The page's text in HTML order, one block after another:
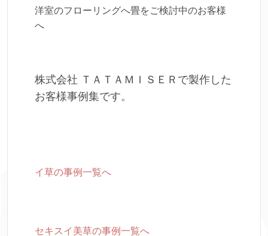
洋室のフローリングへ畳をご検討中のお客様
へ
株式会社 ＴＡＴＡＭＩＳＥＲで製作した
お客様事例集です。
イ草の事例一覧へ
セキスイ美草の事例一覧へ